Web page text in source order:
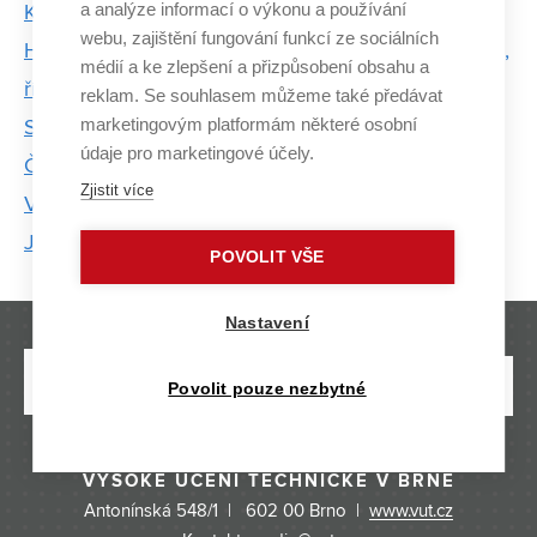
Kanadě
Hledáme cestu, jak městům ušetřit energii a peníze,
říká zakladatel IQRF Alliance
Služba nahradí tisíce hodin ručního testování.
Člověka ale nenahradíme, tvrdí autoři
Víra je zcela logická věc, myslí si jáhen a pedagog
Jiří Maxa
VYSOKÉ UČENÍ TECHNICKÉ V BRNĚ
Antonínská 548/1 | 602 00 Brno | www.vut.cz
a analýze informací o výkonu a používání
webu, zajištění fungování funkcí ze sociálních
médií a ke zlepšení a přizpůsobení obsahu a
reklam. Se souhlasem můžeme také předávat
marketingovým platformám některé osobní
údaje pro marketingové účely.
Zjistit více
POVOLIT VŠE
Nastavení
Povolit pouze nezbytné